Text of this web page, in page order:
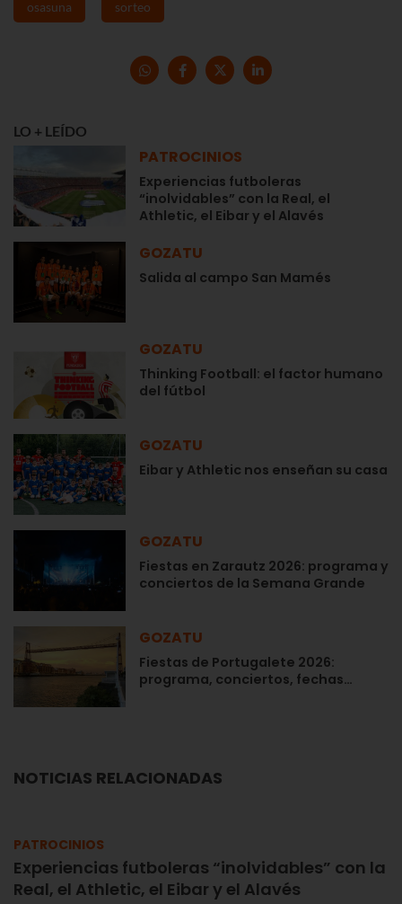
osasuna sorteo
LO + LEÍDO
PATROCINIOS
Experiencias futboleras
“inolvidables” con la Real, el
Athletic, el Eibar y el Alavés
GOZATU
Salida al campo San Mamés
GOZATU
Thinking Football: el factor humano
del fútbol
GOZATU
Eibar y Athletic nos enseñan su casa
GOZATU
Fiestas en Zarautz 2026: programa y
conciertos de la Semana Grande
GOZATU
Fiestas de Portugalete 2026:
programa, conciertos, fechas…
NOTICIAS RELACIONADAS
PATROCINIOS
Experiencias futboleras “inolvidables” con la
Real, el Athletic, el Eibar y el Alavés